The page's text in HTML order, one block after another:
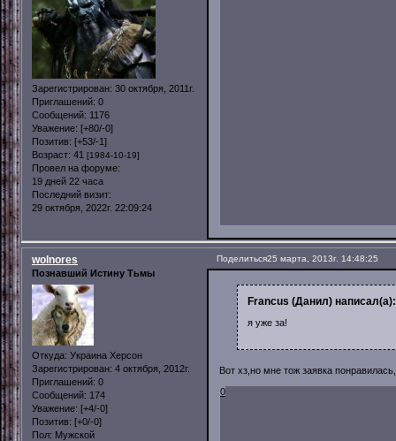
Зарегистрирован: 30 октября, 2011г.
Приглашений: 0
Сообщений: 1176
Уважение: [+80/-0]
Позитив: [+53/-1]
Возраст: 41 [1984-10-19]
Провел на форуме:
19 дней 22 часа
Последний визит:
29 октября, 2022г. 22:09:24
Поделиться25 марта, 2013г. 14:48:25
wolnores
Познавший Истину Тьмы
Откуда: Украина Херсон
Зарегистрирован: 4 октября, 2012г.
Приглашений: 0
Сообщений: 174
Уважение: [+4/-0]
Позитив: [+0/-0]
Пол: Мужской
Francus (Данил) написал(а):
я уже за!
Вот хз,но мне тож заявка
0